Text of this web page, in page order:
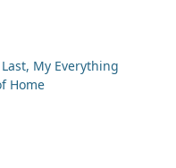
My Everything
Home